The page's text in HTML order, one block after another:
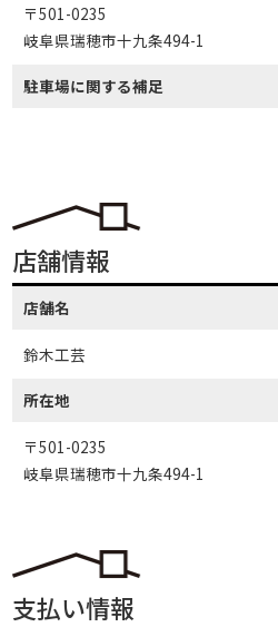
〒501-0235
岐阜県瑞穂市十九条494-1
駐車場に関する補足
店舗情報
店舗名
鈴木工芸
所在地
〒501-0235
岐阜県瑞穂市十九条494-1
支払い情報